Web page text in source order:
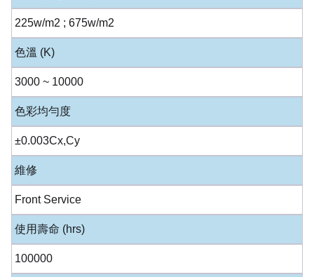
225w/m2 ; 675w/m2
色溫 (K)
3000 ~ 10000
色彩均勻度
±0.003Cx,Cy
維修
Front Service
使用壽命 (hrs)
100000